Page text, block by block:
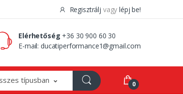
Regisztrálj vagy lépj be!
Elérhetőség +36 30 900 60 30
E-mail:ducatiperformance1@gmail.com
típusban 0